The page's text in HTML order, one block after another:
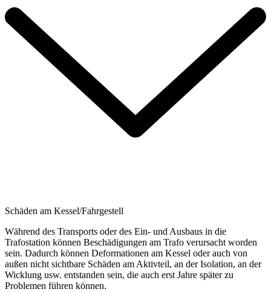
Schäden am Kessel/Fahrgestell
Während des Transports oder des Ein- und Ausbaus in die
Trafostation können Beschädigungen am Trafo verursacht worden
sein. Dadurch können Deformationen am Kessel oder auch von
außen nicht sichtbare Schäden am Aktivteil, an der Isolation, an der
Wicklung usw. entstanden sein, die auch erst Jahre später zu
Problemen führen können.